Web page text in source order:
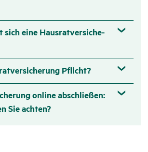
sich eine Haus­rat­ver­si­che­
Pflicht?
online abschließen:
Sie achten?